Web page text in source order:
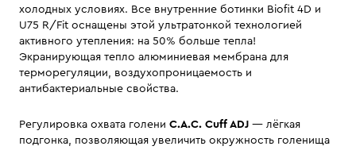
холодных условиях. Все внутренние ботинки Biofit 4D и
U75 R/Fit оснащены этой ультратонкой технологией
активного утепления: на 50% больше тепла!
Экранирующая тепло алюминиевая мембрана для
терморегуляции, воздухопроницаемость и
антибактериальные свойства.
Регулировка охвата голени C.A.C. Cuff ADJ — лёгкая
подгонка, позволяющая увеличить окружность голенища